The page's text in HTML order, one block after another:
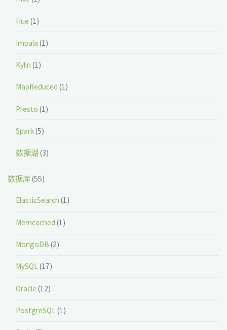
Hue (1)
Impala (1)
Kylin (1)
MapReduced (1)
Presto (1)
Spark(5)
数据湖 (3)
数据库(55)
ElasticSearch (1)
Memcached (1)
MongoDB (2)
MySQL(17)
Oracle (12)
PostgreSQL(1)